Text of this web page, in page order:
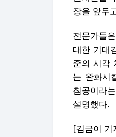
장을 앞두
전문가들
대한 기대
준의 시각
는 완화시
침공이라
설명했다.
[김금이 기